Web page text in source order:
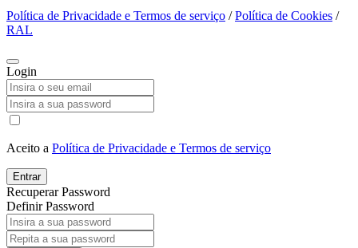
Política de Privacidade e Termos de serviço /Política de Cookies /
RAL
Login
Aceito a Política de Privacidade e Termos de serviço
Entrar
Recuperar Password
Definir Password